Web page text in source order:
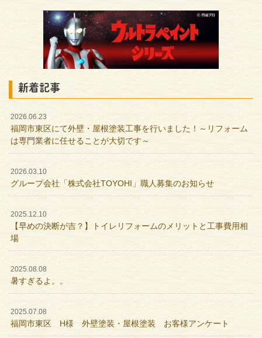
新着記事
2026.06.23
福岡市東区にて外壁・屋根塗装工事を行いました！～リフォーム
は専門業者に任せることが大切です～
2026.03.10
グループ会社「株式会社TOYOHI」職人募集のお知らせ
2025.12.10
【早めの決断が吉？】トイレリフォームのメリットと工事費用相
場
2025.08.08
暑すぎるよ。。
2025.07.08
福岡市東区 H様 外壁塗装・屋根塗装 お客様アンケート